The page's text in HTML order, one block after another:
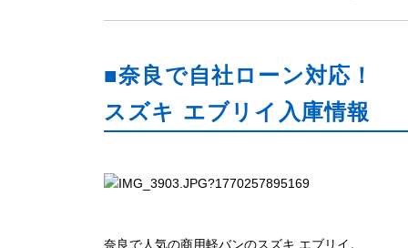
■奈良で自社ローン対応！
スズキ エブリイ入庫情報
奈良で人気の商用軽バンのスズキ エブリイ。